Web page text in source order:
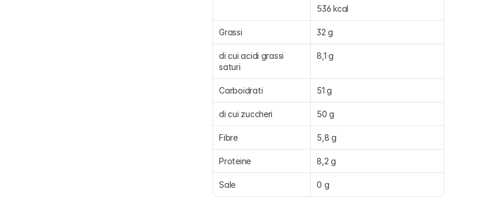
536 kcal
Grassi 32 g
di cui acidi grassi
saturi
8,1 g
Carboidrati 51 g
di cui zuccheri 50 g
Fibre 5,8 g
Proteine 8,2 g
Sale 0 g